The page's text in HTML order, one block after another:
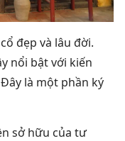
đẹp và lâu đời.
nổi bật với kiến
Đây là một phần ký
sở hữu của tư